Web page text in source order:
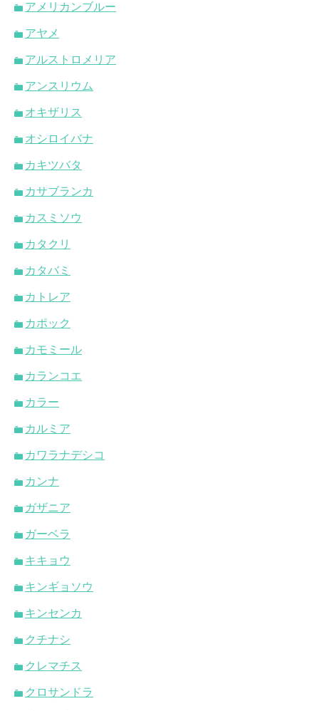
アメリカンブルー
アヤメ
アルストロメリア
アンスリウム
オキザリス
オシロイバナ
カキツバタ
カサブランカ
カスミソウ
カタクリ
カタバミ
カトレア
カポック
カモミール
カランコエ
カラー
カルミア
カワラナデシコ
カンナ
ガザニア
ガーベラ
キキョウ
キンギョソウ
キンセンカ
クチナシ
クレマチス
クロサンドラ